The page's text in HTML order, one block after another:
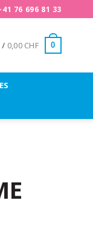
76 696 81 33
/ 0,00 CHF 0